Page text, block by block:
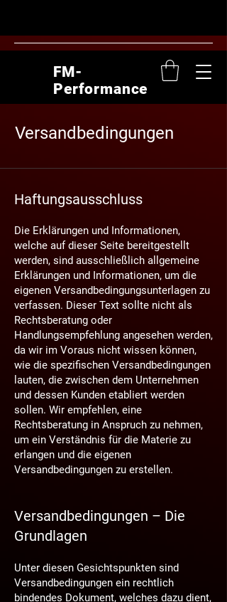
FM-
Performance
Versandbedingungen
Haftungsausschluss
Die Erklärungen und Informationen,
welche auf dieser Seite bereitgestellt
werden, sind ausschließlich allgemeine
Erklärungen und Informationen, um die
eigenen Versandbedingungsunterlagen zu
verfassen. Dieser Text sollte nicht als
Rechtsberatung oder
Handlungsempfehlung angesehen werden,
da wir im Voraus nicht wissen können,
wie die spezifischen Versandbedingungen
lauten, die zwischen dem Unternehmen
und dessen Kunden etabliert werden
sollen. Wir empfehlen, eine
Rechtsberatung in Anspruch zu nehmen,
um ein Verständnis für die Materie zu
erlangen und die eigenen
Versandbedingungen zu erstellen.
Versandbedingungen – Die
Grundlagen
Unter diesen Gesichtspunkten sind
Versandbedingungen ein rechtlich
bindendes Dokument, welches dazu dient,